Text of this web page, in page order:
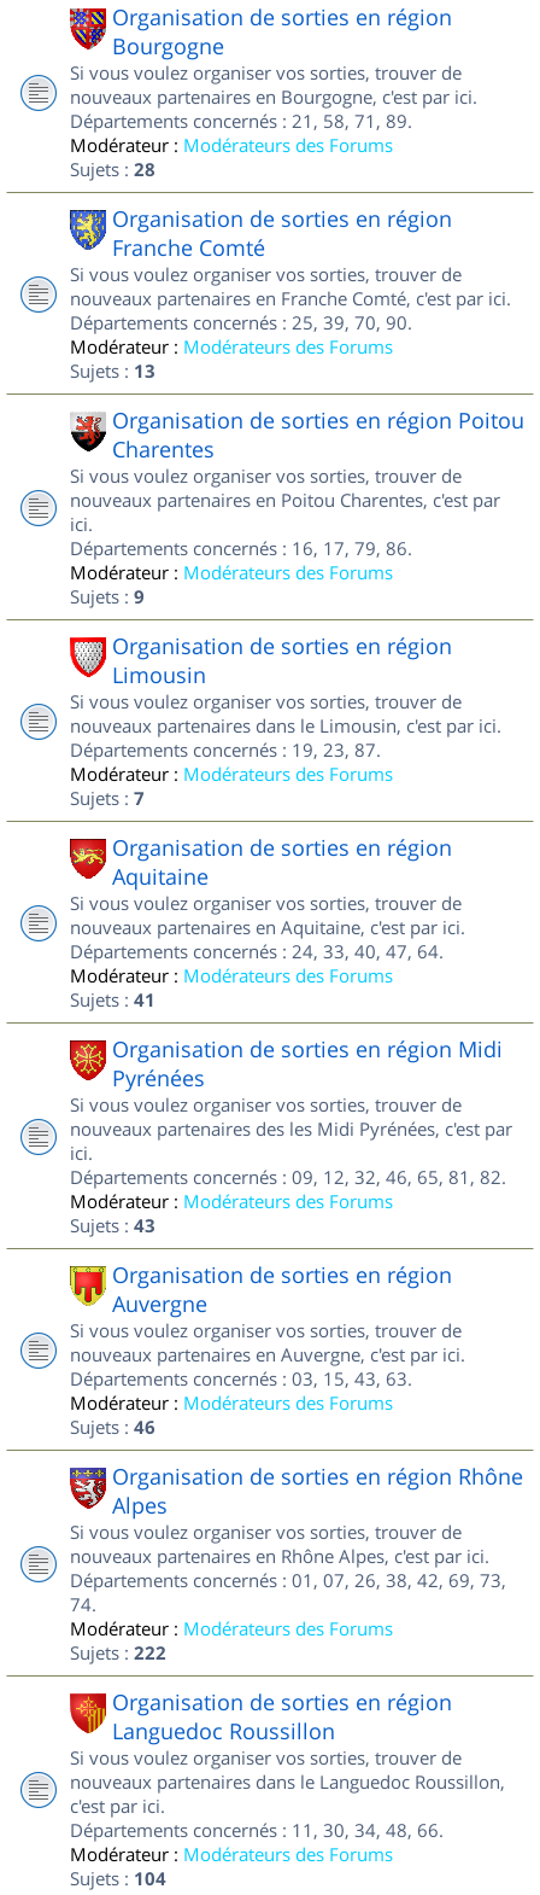
Organisation de sorties en région
Bourgogne
Si vous voulez organiser vos sorties, trouver de
nouveaux partenaires en Bourgogne, c'est par ici.
Départements concernés : 21, 58, 71, 89.
Modérateur : Modérateurs des Forums
Sujets : 28
Organisation de sorties en région
Franche Comté
Si vous voulez organiser vos sorties, trouver de
nouveaux partenaires en Franche Comté, c'est par ici.
Départements concernés : 25, 39, 70, 90.
Modérateur : Modérateurs des Forums
Sujets : 13
Organisation de sorties en région Poitou
Charentes
Si vous voulez organiser vos sorties, trouver de
nouveaux partenaires en Poitou Charentes, c'est par
ici.
Départements concernés : 16, 17, 79, 86.
Modérateur : Modérateurs des Forums
Sujets : 9
Organisation de sorties en région
Limousin
Si vous voulez organiser vos sorties, trouver de
nouveaux partenaires dans le Limousin, c'est par ici.
Départements concernés : 19, 23, 87.
Modérateur : Modérateurs des Forums
Sujets : 7
Organisation de sorties en région
Aquitaine
Si vous voulez organiser vos sorties, trouver de
nouveaux partenaires en Aquitaine, c'est par ici.
Départements concernés : 24, 33, 40, 47, 64.
Modérateur : Modérateurs des Forums
Sujets : 41
Organisation de sorties en région Midi
Pyrénées
Si vous voulez organiser vos sorties, trouver de
nouveaux partenaires des les Midi Pyrénées, c'est par
ici.
Départements concernés : 09, 12, 32, 46, 65, 81, 82.
Modérateur : Modérateurs des Forums
Sujets : 43
Organisation de sorties en région
Auvergne
Si vous voulez organiser vos sorties, trouver de
nouveaux partenaires en Auvergne, c'est par ici.
Départements concernés : 03, 15, 43, 63.
Modérateur : Modérateurs des Forums
Sujets : 46
Organisation de sorties en région Rhône
Alpes
Si vous voulez organiser vos sorties, trouver de
nouveaux partenaires en Rhône Alpes, c'est par ici.
Départements concernés : 01, 07, 26, 38, 42, 69, 73,
74.
Modérateur : Modérateurs des Forums
Sujets : 222
Organisation de sorties en région
Languedoc Roussillon
Si vous voulez organiser vos sorties, trouver de
nouveaux partenaires dans le Languedoc Roussillon,
c'est par ici.
Départements concernés : 11, 30, 34, 48, 66.
Modérateur : Modérateurs des Forums
Sujets : 104